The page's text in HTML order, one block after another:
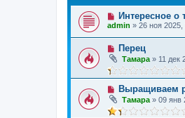
Интересное о
admin » 26 ноя 2025,
Перец
Тамара » 11 дек
Выращиваем
Тамара » 09 янв